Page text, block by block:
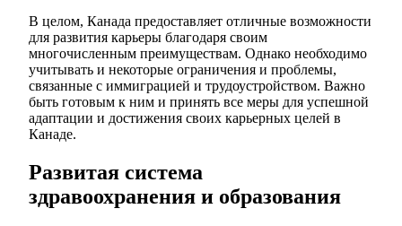
В целом, Канада предоставляет отличные возможности
для развития карьеры благодаря своим
многочисленным преимуществам. Однако необходимо
учитывать и некоторые ограничения и проблемы,
связанные с иммиграцией и трудоустройством. Важно
быть готовым к ним и принять все меры для успешной
адаптации и достижения своих карьерных целей в
Канаде.
Развитая система
здравоохранения и образования